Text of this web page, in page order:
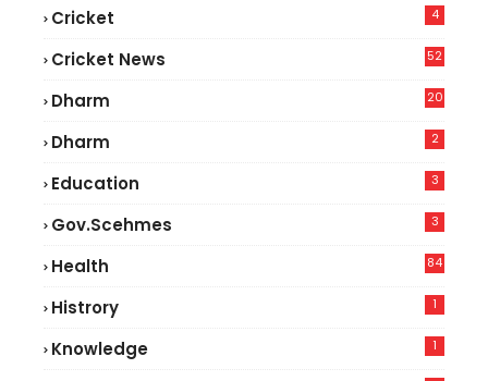
Cricket 4
Cricket News
52
Dharm 20
Dharm 2
Education 3
Gov.scehmes 3
Health
84
Histrory 1
Knowledge 1